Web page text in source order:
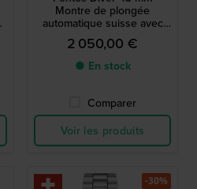
Montre de plongée
automatique suisse avec
date
2 050,00 €
● En stock
Comparer
Voir les produits
-30%